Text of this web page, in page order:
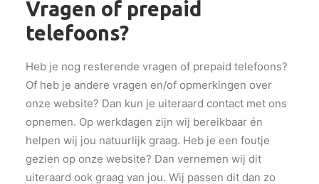
Vragen of prepaid
telefoons?
Heb je nog resterende vragen of prepaid telefoons?
Of heb je andere vragen en/of opmerkingen over
onze website? Dan kun je uiteraard contact met ons
opnemen. Op werkdagen zijn wij bereikbaar én
helpen wij jou natuurlijk graag. Heb je een foutje
gezien op onze website? Dan vernemen wij dit
uiteraard ook graag van jou. Wij passen dit dan zo